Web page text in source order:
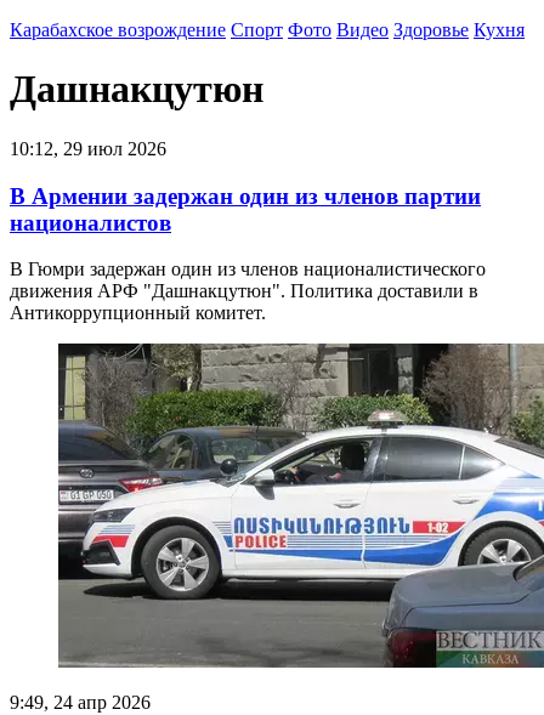
Карабахское возрождение Спорт Фото Видео Здоровье Кухня
Дашнакцутюн
10:12, 29 июл 2026
В Армении задержан один из членов партии
националистов
В Гюмри задержан один из членов националистического
движения АРФ "Дашнакцутюн". Политика доставили в
Антикоррупционный комитет.
9:49, 24 апр 2026